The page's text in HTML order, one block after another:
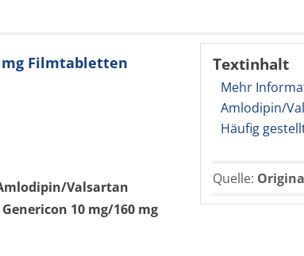
Textinhalt
Mehr
Amlodipin/
Häufig
Quelle:
mg Filmtabletten
Valsartan
10 mg/160 mg